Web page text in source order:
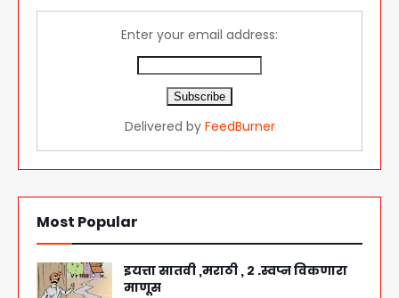
Enter your email address:
Delivered by FeedBurner
Most Popular
इयत्ता सातवी ,मराठी , २ .स्वप्न विकणारा
माणूस